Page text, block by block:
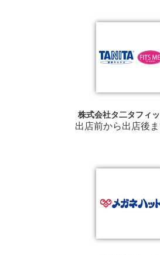
株式会社タ二タフィ
出店前から出店後